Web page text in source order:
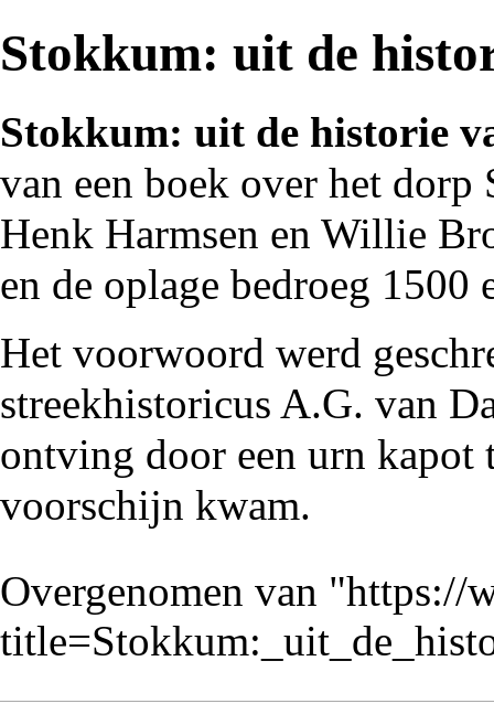
Stokkum: uit de
Stokkum: uit de historie
van een boek over het dorp
Henk Harmsen en Willie
en de oplage bedroeg 1500
Het voorwoord werd
streekhistoricus A.G. van
ontving door een urn kapot
voorschijn kwam.
Overgenomen van "https://